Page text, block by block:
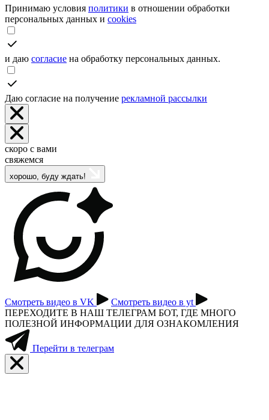
Принимаю условия политики в отношении обработки
персональных данных и cookies
и даю согласие на обработку персональных данных.
Даю согласие на получение рекламной рассылки
скоро с вами
свяжемся
хорошо, буду ждать!
Смотреть видео в VK
Смотреть видео в yt
ПЕРЕХОДИТЕ В НАШ ТЕЛЕГРАМ БОТ, ГДЕ МНОГО
ПОЛЕЗНОЙ ИНФОРМАЦИИ ДЛЯ ОЗНАКОМЛЕНИЯ
Перейти в телеграм